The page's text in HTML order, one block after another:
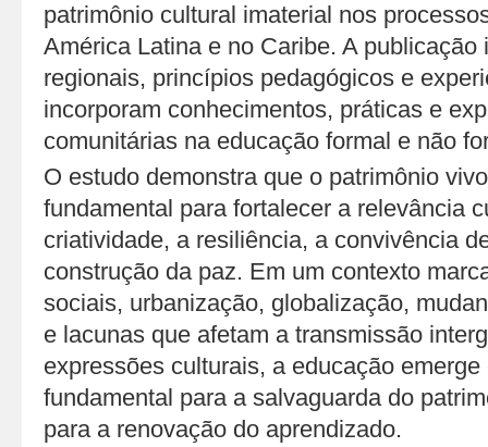
patrimônio cultural imaterial nos
América Latina e no Caribe. A publicação
regionais, princípios pedagógicos e
incorporam conhecimentos, práticas e
comunitárias na educação formal e não
O estudo demonstra que o patrimônio
fundamental para fortalecer a relevância
criatividade, a resiliência, a convivência
construção da paz. Em um contexto
sociais, urbanização, globalização,
e lacunas que afetam a transmissão
expressões culturais, a educação
fundamental para a salvaguarda do
para a renovação do aprendizado.